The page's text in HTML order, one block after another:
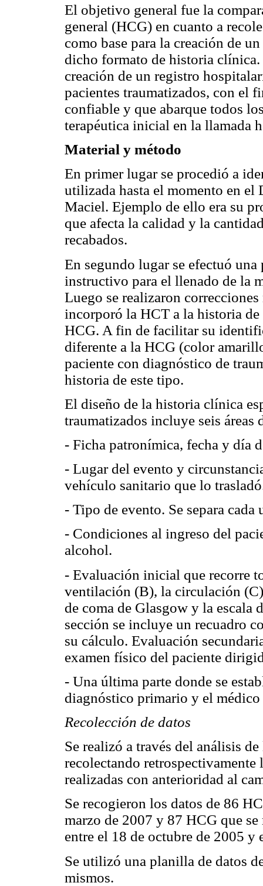
El objetivo general fue la
general (HCG) en cuanto a
como base para la creación de
dicho formato de historia
creación de un registro
pacientes traumatizados, con el
confiable y que abarque todos
terapéutica inicial en la llamada
Material y método
En primer lugar se procedió a
utilizada hasta el momento en el
Maciel. Ejemplo de ello era su
que afecta la calidad y la
recabados.
En segundo lugar se efectuó
instructivo para el llenado de la
Luego se realizaron
incorporó la HCT a la historia
HCG. A fin de facilitar su
diferente a la HCG (color
paciente con diagnóstico de
historia de este tipo.
El diseño de la historia clínica
traumatizados incluye seis áreas
- Ficha patronímica, fecha y día
- Lugar del evento y
vehículo sanitario que lo
- Tipo de evento. Se separa
- Condiciones al ingreso del
alcohol.
- Evaluación inicial que recorre
ventilación (B), la circulación
de coma de Glasgow y la escala
sección se incluye un recuadro
su cálculo. Evaluación
examen físico del paciente
- Una última parte donde se
diagnóstico primario y el médico
Recolección de datos
Se realizó a través del análisis
recolectando
realizadas con anterioridad al
Se recogieron los datos de 86
marzo de 2007 y 87 HCG que
entre el 18 de octubre de 2005
Se utilizó una planilla de datos
mismos.